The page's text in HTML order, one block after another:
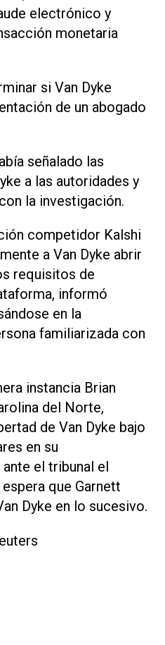
electrónico y
monetaria
si Van Dyke
de un abogado
señalado las
a las autoridades y
la investigación.
competidor Kalshi
a Van Dyke abrir
requisitos de
informó
en la
familiarizada con
instancia Brian
del ‌Norte,
de Van Dyke bajo
en su
el tribunal ​el
que Garnett
Dyke en lo sucesivo.